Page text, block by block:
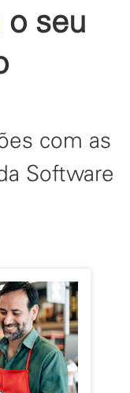
o seu
com as
Software